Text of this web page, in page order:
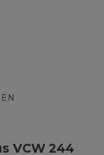
VCW 244